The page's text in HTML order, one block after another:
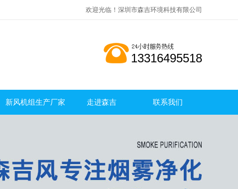
欢迎光临！深圳市森吉环境科技有限公司
13316495518
新风机组生产厂家 走进森吉 联系我们